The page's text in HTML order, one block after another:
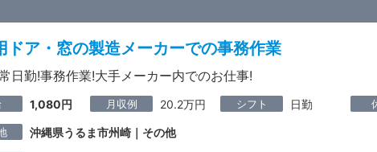
ドア・窓の製造メーカーでの事務作業
日勤!事務作業!大手メーカー内でのお仕事!
1,080円 月収例 20.2万円 シフト 日勤
沖縄県うるま市州崎｜その他